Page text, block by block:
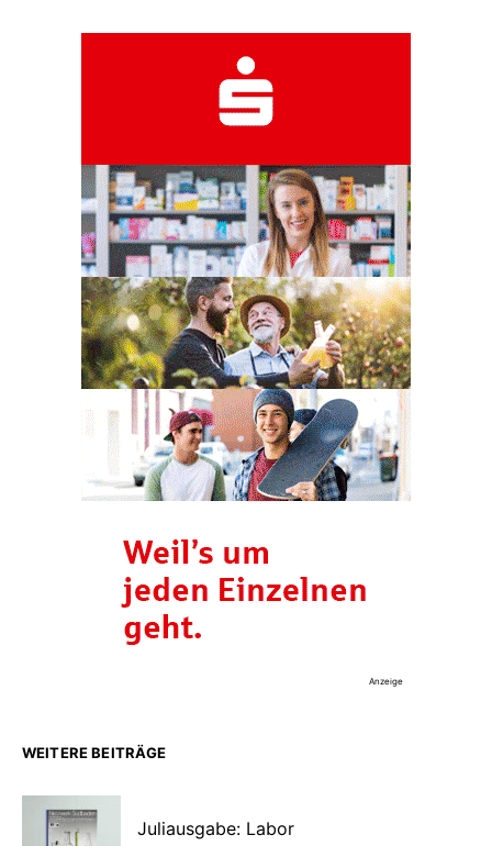
Anzeige
WEITERE BEITRÄGE
Juliausgabe: Labor